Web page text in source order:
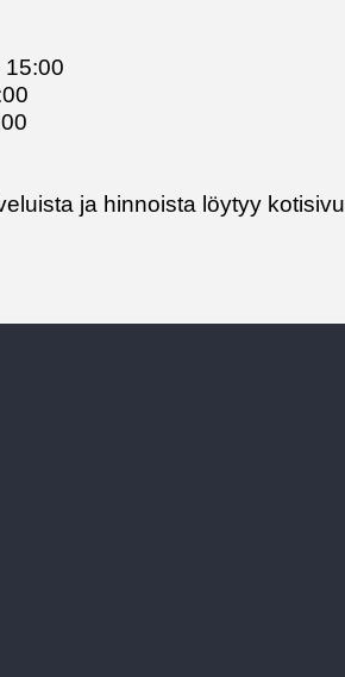
15:00
ja hinnoista löytyy